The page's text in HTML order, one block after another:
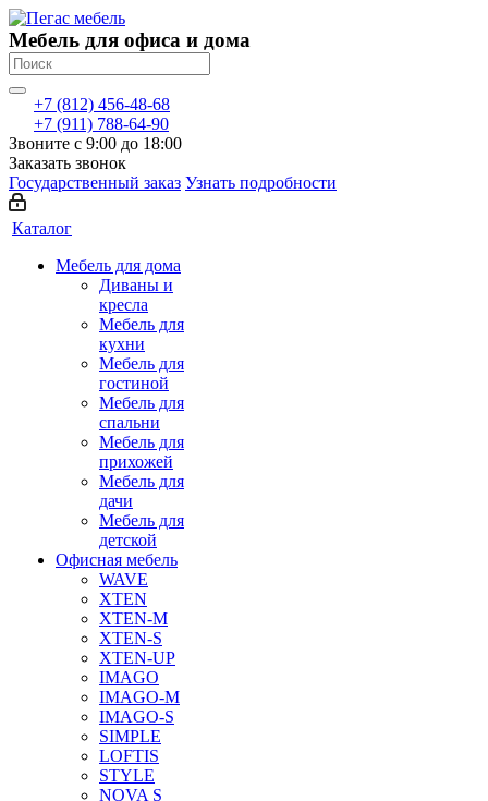
Мебель для офиса и дома
+7 (812) 456-48-68
+7 (911) 788-64-90
Звоните с 9:00 до 18:00
Заказать звонок
Государственный заказ Узнать подробности
Каталог
Мебель для дома
Диваны и
кресла
Мебель для
кухни
Мебель для
гостиной
Мебель для
спальни
Мебель для
прихожей
Мебель для
дачи
Мебель для
детской
Офисная мебель
WAVE
XTEN
XTEN-M
XTEN-S
XTEN-UP
IMAGO
IMAGO-M
IMAGO-S
SIMPLE
LOFTIS
STYLE
NOVA S